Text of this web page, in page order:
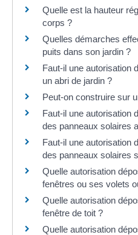
Quelle est la hauteur
corps ?
Quelles démarches
puits dans son jardin ?
Faut-il une autorisation
un abri de jardin ?
Peut-on construire sur
Faut-il une autorisation
des panneaux solaires
Faut-il une autorisation
des panneaux solaires
Quelle autorisation
fenêtres ou ses volets
Quelle autorisation
fenêtre de toit ?
Quelle autorisation